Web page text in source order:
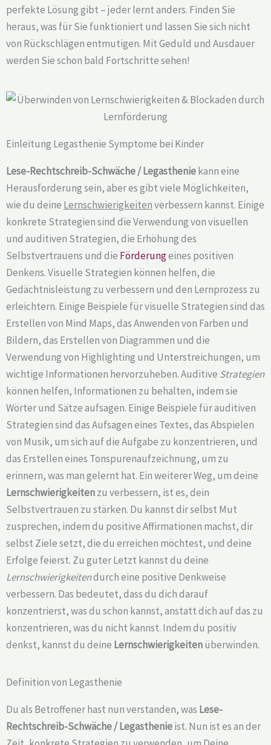
perfekte Lösung gibt – jeder lernt anders. Finden Sie
heraus, was für Sie funktioniert und lassen Sie sich nicht
von Rückschlägen entmutigen. Mit Geduld und Ausdauer
werden Sie schon bald Fortschritte sehen!
Einleitung Legasthenie Symptome bei Kinder
Lese-Rechtschreib-Schwäche / Legastheniekann eine
Herausforderung sein, aber es gibt viele Möglichkeiten,
wie du deine Lernschwierigkeitenverbessern kannst. Einige
konkrete Strategien sind die Verwendung von visuellen
und auditiven Strategien, die Erhöhung des
Selbstvertrauens und die Förderungeines positiven
Denkens. Visuelle Strategien können helfen, die
Gedächtnisleistung zu verbessern und den Lernprozess zu
erleichtern. Einige Beispiele für visuelle Strategien sind das
Erstellen von Mind Maps, das Anwenden von Farben und
Bildern, das Erstellen von Diagrammen und die
Verwendung von Highlighting und Unterstreichungen, um
wichtige Informationen hervorzuheben. Auditive Strategien
können helfen, Informationen zu behalten, indem sie
Wörter und Sätze aufsagen. Einige Beispiele für auditiven
Strategien sind das Aufsagen eines Textes, das Abspielen
von Musik, um sich auf die Aufgabe zu konzentrieren, und
das Erstellen eines Tonspurenaufzeichnung, um zu
erinnern, was man gelernt hat. Ein weiterer Weg, um deine
Lernschwierigkeitenzu verbessern, ist es, dein
Selbstvertrauen zu stärken. Du kannst dir selbst Mut
zusprechen, indem du positive Affirmationen machst, dir
selbst Ziele setzt, die du erreichen möchtest, und deine
Erfolge feierst. Zu guter Letzt kannst du deine
Lernschwierigkeitendurch eine positive Denkweise
verbessern. Das bedeutet, dass du dich darauf
konzentrierst, was du schon kannst, anstatt dich auf das zu
konzentrieren, was du nicht kannst. Indem du positiv
denkst, kannst du deine Lernschwierigkeitenüberwinden.
Definition von Legasthenie
Du als Betroffener hast nun verstanden, was Lese-
Rechtschreib-Schwäche /Legasthenieist. Nun ist es an der